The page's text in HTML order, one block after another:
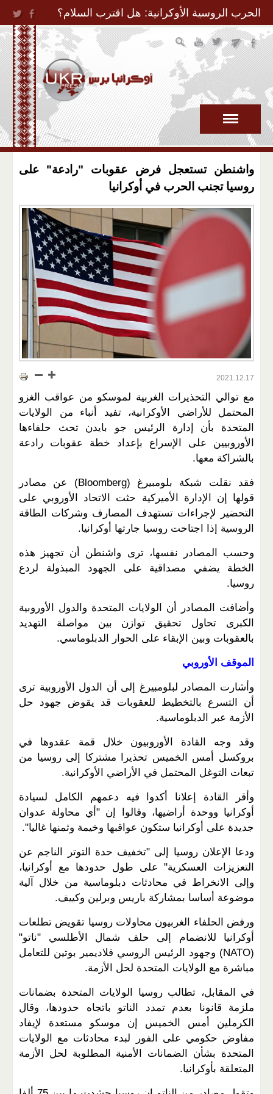
Jump to Navigation
الحرب الروسية الأوكرانية: هل اقترب السلام؟
واشنطن تستعجل فرض عقوبات "رادعة" على
روسيا تجنب الحرب في أوكرانيا
2021.12.17
مع توالي التحذيرات الغربية لموسكو من عواقب الغزو
المحتمل للأراضي الأوكرانية، تفيد أنباء من الولايات
المتحدة بأن إدارة الرئيس جو بايدن تحث حلفاءها
الأوروبيين على الإسراع بإعداد خطة عقوبات رادعة
بالشراكة معها.
فقد نقلت شبكة بلومبيرغ (Bloomberg) عن مصادر
قولها إن الإدارة الأميركية حثت الاتحاد الأوروبي على
التحضير لإجراءات تستهدف المصارف وشركات الطاقة
الروسية إذا اجتاحت روسيا جارتها أوكرانيا.
وحسب المصادر نفسها، ترى واشنطن أن تجهيز هذه
الخطة يضفي مصداقية على الجهود المبذولة لردع
روسيا.
وأضافت المصادر أن الولايات المتحدة والدول الأوروبية
الكبرى تحاول تحقيق توازن بين مواصلة التهديد
بالعقوبات وبين الإبقاء على الحوار الدبلوماسي.
الموقف الأوروبي
وأشارت المصادر لبلومبيرغ إلى أن الدول الأوروبية ترى
أن التسرع بالتخطيط للعقوبات قد يقوض جهود حل
الأزمة عبر الدبلوماسية.
وقد وجه القادة الأوروبيون خلال قمة عقدوها في
بروكسل أمس الخميس تحذيرا مشتركا إلى روسيا من
تبعات التوغل المحتمل في الأراضي الأوكرانية.
وأقر القادة إعلانا أكدوا فيه دعمهم الكامل لسيادة
أوكرانيا ووحدة أراضيها، وقالوا إن "أي محاولة عدوان
جديدة على أوكرانيا ستكون عواقبها وخيمة وثمنها غاليا".
ودعا الإعلان روسيا إلى "تخفيف حدة التوتر الناجم عن
التعزيزات العسكرية" على طول حدودها مع أوكرانيا،
وإلى الانخراط في محادثات دبلوماسية من خلال آلية
موضوعة أساسا بمشاركة باريس وبرلين وكييف.
ورفض الحلفاء الغربيون محاولات روسيا تقويض تطلعات
أوكرانيا للانضمام إلى حلف شمال الأطلسي "ناتو"
(NATO) وجهود الرئيس الروسي فلاديمير بوتين للتعامل
مباشرة مع الولايات المتحدة لحل الأزمة.
في المقابل، تطالب روسيا الولايات المتحدة بضمانات
ملزمة قانونا بعدم تمدد الناتو باتجاه حدودها، وقال
الكرملين أمس الخميس إن موسكو مستعدة لإيفاد
مفاوض حكومي على الفور لبدء محادثات مع الولايات
المتحدة بشأن الضمانات الأمنية المطلوبة لحل الأزمة
المتعلقة بأوكرانيا.